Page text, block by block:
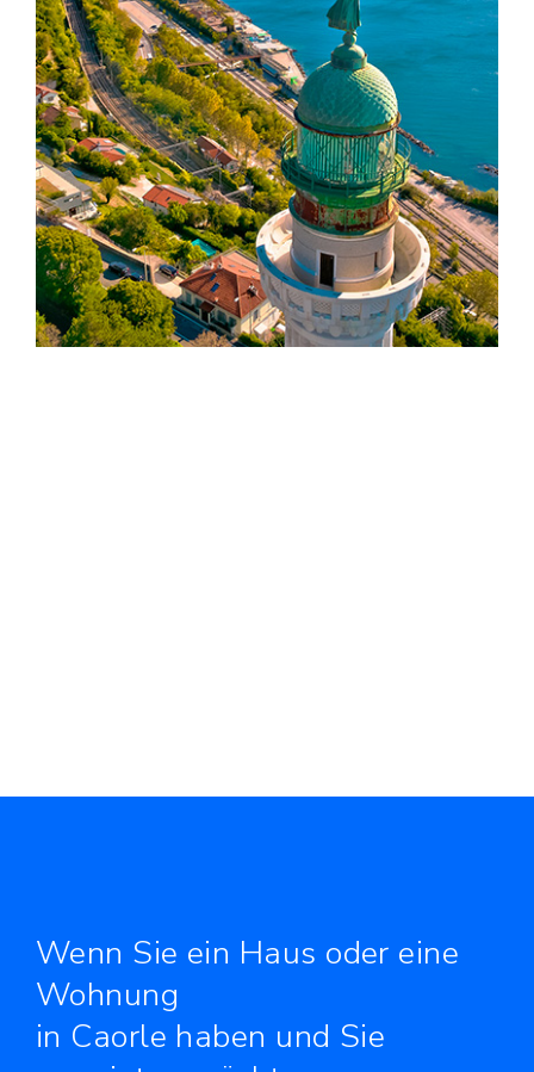
Wenn Sie ein Haus oder eine
Wohnung
in Caorle haben und Sie